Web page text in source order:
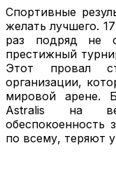
Спортивные
желать лучшего.
раз подряд не
престижный
Этот провал
организации,
мировой арене.
Astralis на
обеспокоенность
по всему, теряют